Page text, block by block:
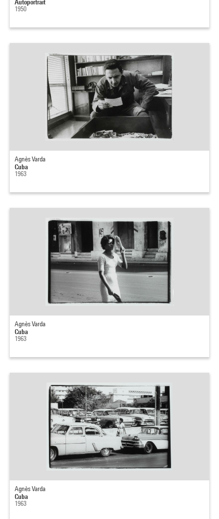
Autoportrait
1950
Agnès Varda
Cuba
1963
Agnès Varda
Cuba
1963
Agnès Varda
Cuba
1963